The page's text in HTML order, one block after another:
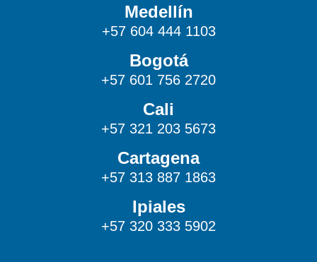
Medellín
+57 604 444 1103
Bogotá
+57 601 756 2720
Cali
+57 321 203 5673
Cartagena
+57 313 887 1863
Ipiales
+57 320 333 5902